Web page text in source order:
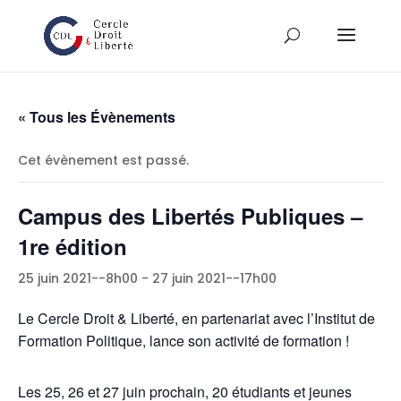
« Tous les Évènements
Cet évènement est passé.
Campus des Libertés Publiques –
1re édition
25 juin 2021--8h00 - 27 juin 2021--17h00
Le Cercle Droit & Liberté, en partenariat avec l’Institut de
Formation Politique, lance son activité de formation !
Les 25, 26 et 27 juin prochain, 20 étudiants et jeunes